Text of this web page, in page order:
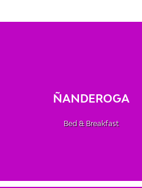
ÑANDEROGA
Bed & Breakfast